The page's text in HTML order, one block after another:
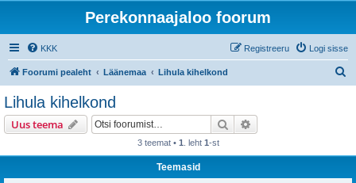
Perekonnaajaloo foorum
KKK Logi sisse
Registreeru
Foorumi pealeht Läänemaa Lihula kihelkond
Lihula kihelkond
Uus teema Otsi
3 teemat • 1 . leht 1-st
Teemasid